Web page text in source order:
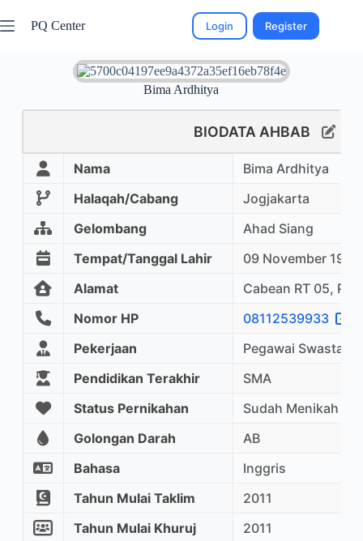
PQ Center Login Register
Bima Ardhitya
BIODATA AHBAB
Nama
Bima Ardhitya
Halaqah/Cabang
Jogjakarta
Gelombang
Ahad Siang
Tempat/Tanggal Lahir
09 November 1980
Alamat
Cabean RT 05,
Nomor HP
08112539933
Pekerjaan
Pegawai Swasta
Pendidikan Terakhir
SMA
Status Pernikahan
Sudah Menikah
Golongan Darah
AB
Bahasa
Inggris
Tahun Mulai Taklim
2011
Tahun Mulai Khuruj
2011